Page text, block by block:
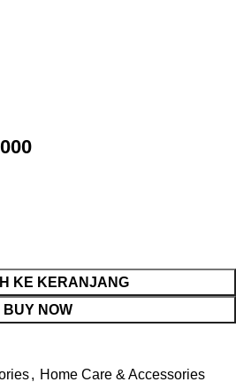
KE KERANJANG
BUY NOW
, Home Care & Accessories